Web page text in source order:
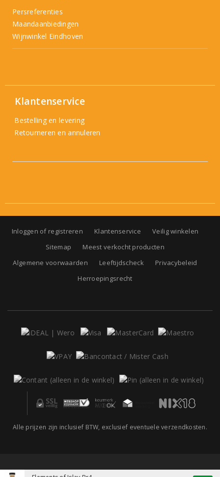
Persreferenties
Maandaanbiedingen
Wijnwinkel Eindhoven
Klantenservice
Bestelling en levering
Retourneren en annuleren
Inloggen of registreren Klantenservice
Veilig winkelen
Sitemap
Meest verkocht producten
Algemene voorwaarden
Leeftijdscheck
Privacybeleid
Herroepingsrecht
Alle prijzen zijn inclusief BTW, exclusief eventuele verzendkosten.